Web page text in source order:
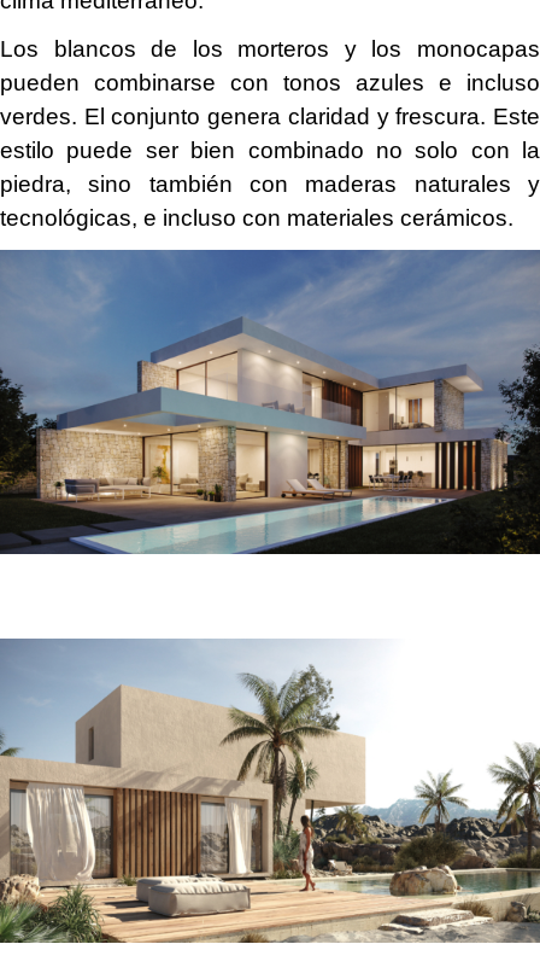
Los blancos de los morteros y los monocapas
pueden combinarse con tonos azules e incluso
verdes. El conjunto genera claridad y frescura. Este
estilo puede ser bien combinado no solo con la
piedra, sino también con maderas naturales y
tecnológicas, e incluso con materiales cerámicos.